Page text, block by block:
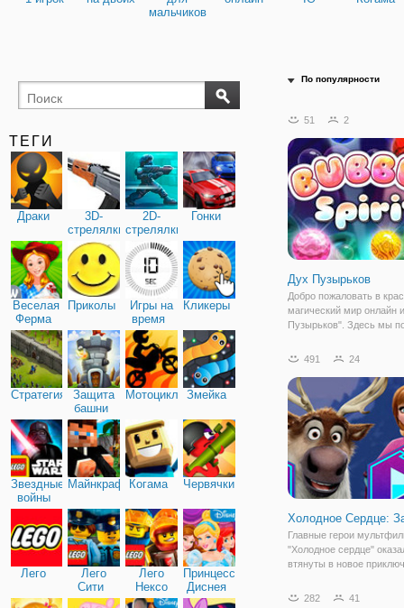
мальчиков
ТЕГИ
Драки
3D-
стрелялки
2D-
стрелялки
Гонки
Веселая
Ферма
Приколы
Игры на
время
Кликеры
Стратегия
Защита
башни
МотоциклыЗмейка
Звездные
войны
МайнкрафтКогама Червячки
Лего
Лего
Сити
Лего
Нексо
Найтс
Принцессы
Диснея
По популярности
51 2
Дух Пузырьков
Добро пожаловать в
магический мир онлайн
Пузырьков". Здесь мы
пузырьки на свои
уничтожать шарики,
расположенные на
491 24
Холодное Сердце:
Главные герои
"Холодное сердце"
втянуты в новое
клану пещерных жителей
282 41